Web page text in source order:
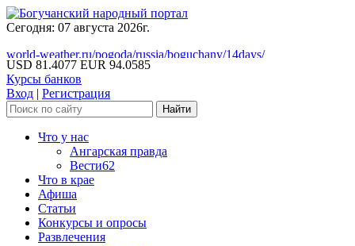
Сегодня: 07 августа 2026г.
world-weather.ru/pogoda/russia/boguchany/14days/
USD 81.4077 EUR 94.0585
Курсы банков
Вход | Регистрация
Что у нас
Ангарская правда
Вести62
Что в крае
Афиша
Статьи
Конкурсы и опросы
Развлечения